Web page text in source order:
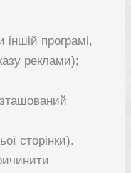
програмі,
реклами);
сторінки).